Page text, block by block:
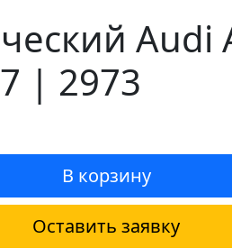
Audi
| 2973
В корзину
Оставить заявку